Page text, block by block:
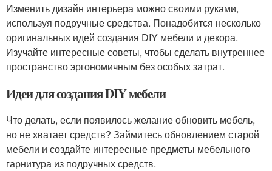
Изменить дизайн интерьера можно своими руками,
используя подручные средства. Понадобится несколько
оригинальных идей создания DIY мебели и декора.
Изучайте интересные советы, чтобы сделать внутреннее
пространство эргономичным без особых затрат.
Идеи для создания DIY мебели
Что делать, если появилось желание обновить мебель,
но не хватает средств? Займитесь обновлением старой
мебели и создайте интересные предметы мебельного
гарнитура из подручных средств.